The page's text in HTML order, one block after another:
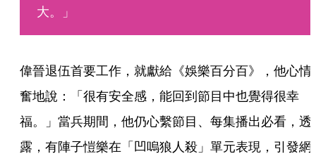
大。」
偉晉退伍首要工作，就獻給《娛樂百分百》，他心情
奮地說：「很有安全感，能回到節目中也覺得很幸
福。」當兵期間，他仍心繫節目、每集播出必看，透
露，有陣子愷樂在「凹嗚狼人殺」單元表現，引發網